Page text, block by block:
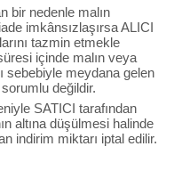
bir nedenle malın
imkânsızlaşırsa ALICI
tazmin etmekle
içinde malın veya
sebebiyle meydana gelen
değildir.
SATICI tarafından
altına düşülmesi halinde
indirim miktarı iptal edilir.